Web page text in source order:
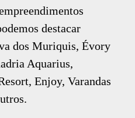
destacar
dos Muriquis, Évory
Aquarius,
Enjoy, Varandas